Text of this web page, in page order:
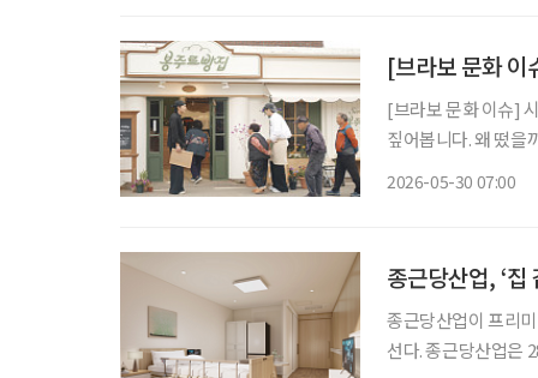
[브라보 문화
[브라보 문화 이슈]
짚어봅니다. 왜 떴을까? 초고령사회 속 색다른 예능이 등장했다. 지난 8일 첫 방송된 쿠팡플레
2026-05-30 07:00
종근당산업, ‘집
종근당산업이 프리
선다. 종근당산업은